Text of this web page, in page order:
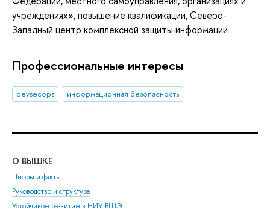
учреждениях», повышение квалификации, Северо-
Западный центр комплексной защиты информации
Профессиональные интересы
devsecops информационная безопасность
О ВЫШКЕ
Цифры и факты
Руководство и структура
Устойчивое развитие в НИУ ВШЭ